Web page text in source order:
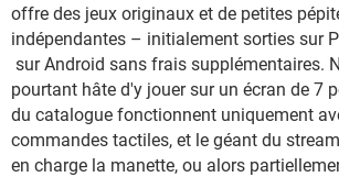
offre des jeux originaux et de petites
indépendantes – initialement sorties sur
sur Android sans frais supplémentaires.
pourtant hâte d'y jouer sur un écran de 7
du catalogue fonctionnent uniquement
commandes tactiles, et le géant du
en charge la manette, ou alors